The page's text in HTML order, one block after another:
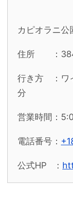
カピオラニ
住所 ：
行き方 ：ワ
分
営業時間：
電話番号：
公式HP ：